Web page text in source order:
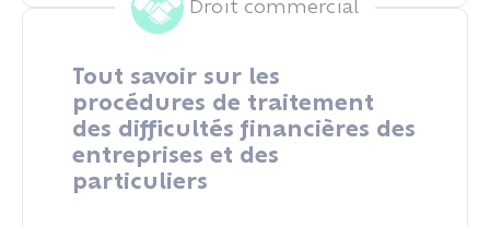
Droit commercial
Tout savoir sur les
procédures de traitement
des difficultés financières des
entreprises et des
particuliers